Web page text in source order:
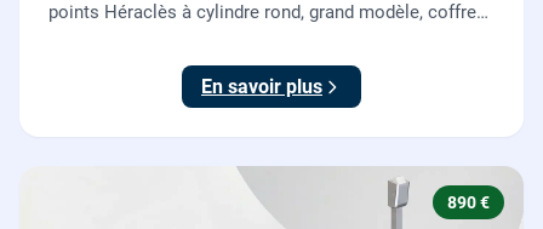
points Héraclès à cylindre rond, grand modèle, coffre
des deux points de verrouillage.
En savoir plus
890 €